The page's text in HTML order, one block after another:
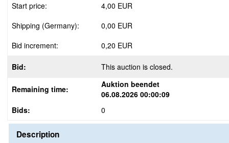
Start price:
4,00 EUR
Shipping (Germany):
0,00 EUR
Bid increment:
0,20 EUR
Bid: This auction is closed.
Remaining time:
Auktion beendet
06.08.2026 00:00:09
Bids:
0
Description